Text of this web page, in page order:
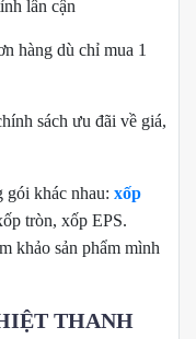
lân cận
hàng dù chỉ mua 1
sách ưu đãi về giá,
gói khác nhau: xốp
tròn, xốp EPS.
khảo sản phẩm mình
THANH